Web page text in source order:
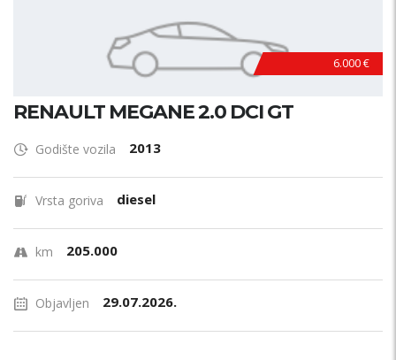
6.000 €
RENAULT MEGANE 2.0 DCI GT
Godište vozila 2013
Vrsta goriva diesel
km 205.000
Objavljen 29.07.2026.